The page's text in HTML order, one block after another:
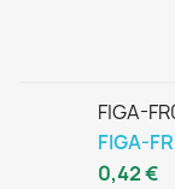
FIGA-
FIGA-
0,42 €